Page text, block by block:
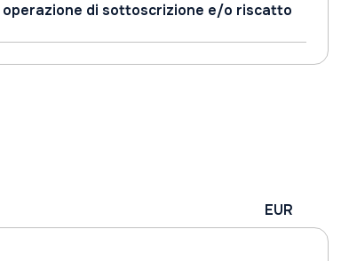
operazione di sottoscrizione e/o riscatto
EUR